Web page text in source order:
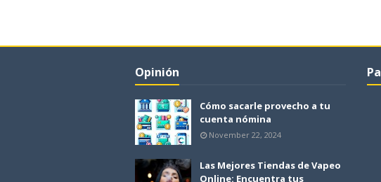
Opinión
Cómo sacarle provecho a tu
cuenta nómina
November 22, 2024
Las Mejores Tiendas de Vapeo
Online: Encuentra tus